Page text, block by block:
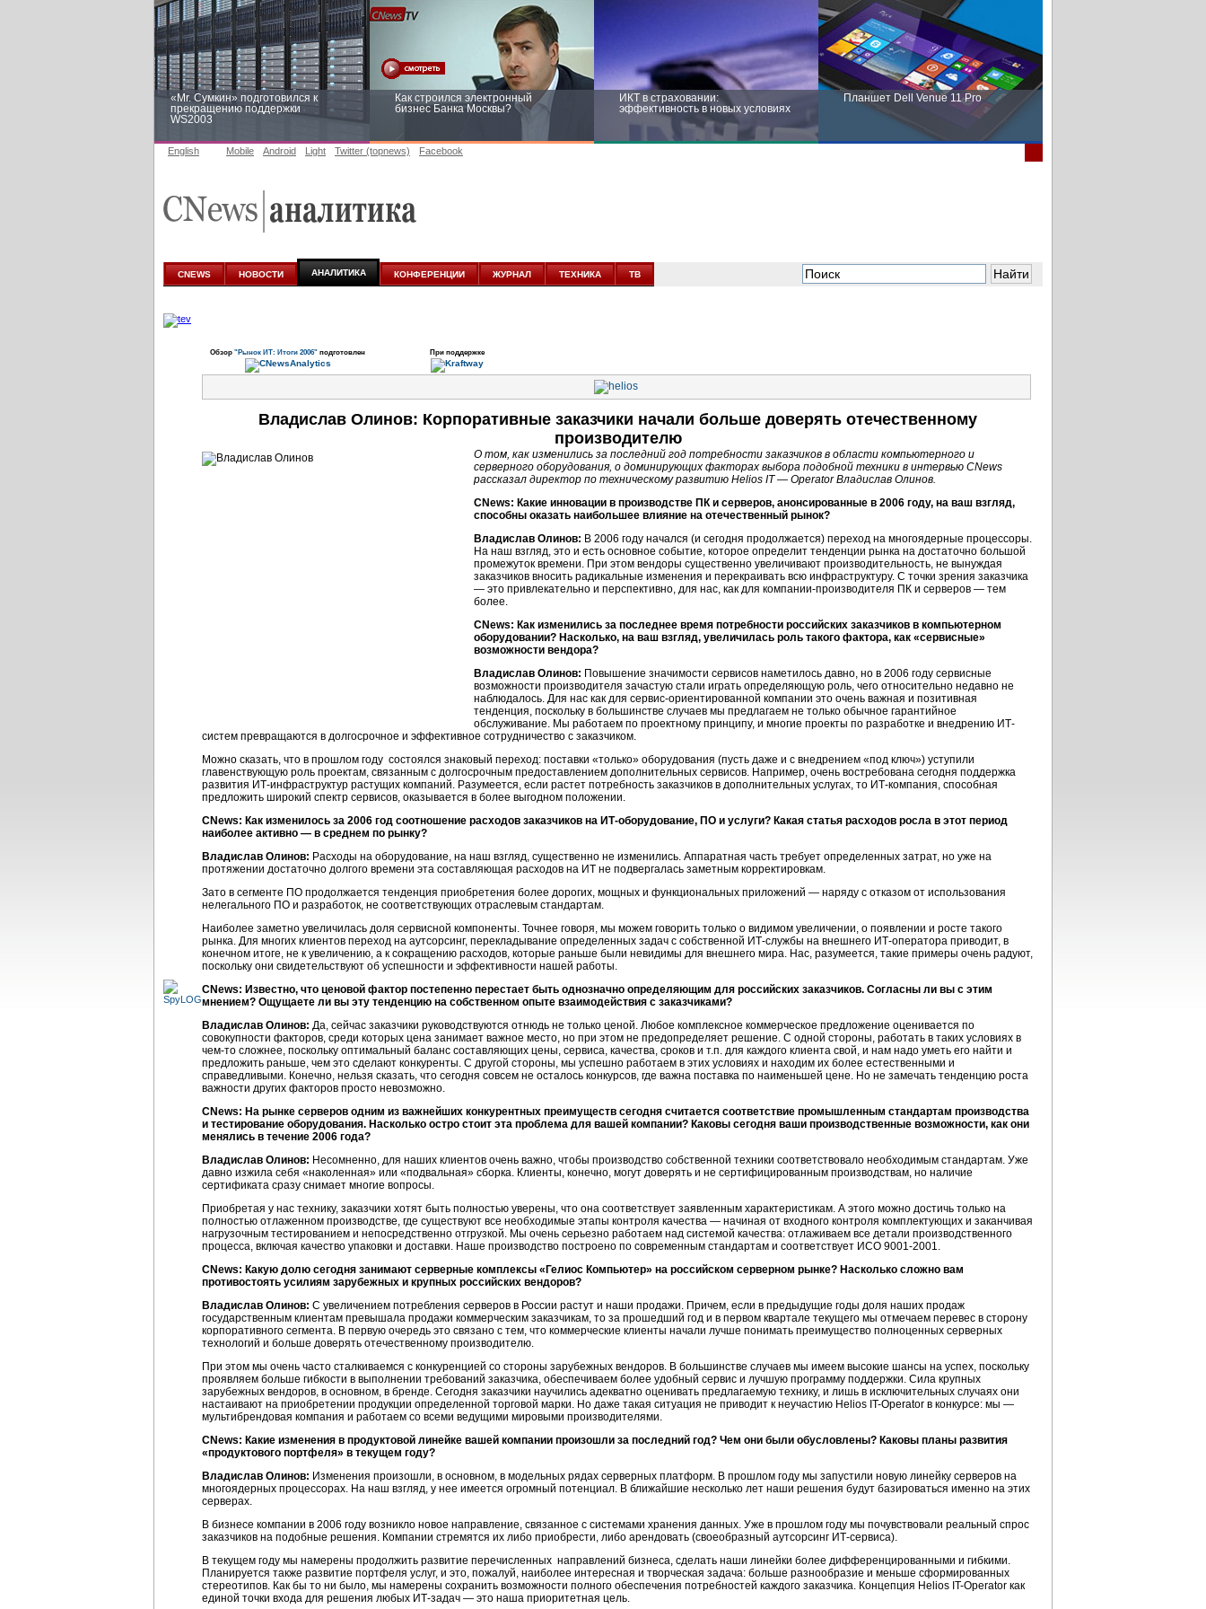
«Mr. Сумкин» подготовился к
прекращению поддержки
WS2003
Как строился электронный
бизнес Банка Москвы?
ИКТ в страховании:
эффективность в новых условиях
Планшет Dell Venue 11 Pro
аналитике
новых условиях
English Mobile Android Light Twitter (topnews) Facebook
CNEWS НОВОСТИ АНАЛИТИКА КОНФЕРЕНЦИИ ЖУРНАЛ ТЕХНИКА ТВ
Обзор "Рынок ИТ: Итоги 2006" подготовлен При поддержке
Владислав Олинов: Корпоративные заказчики начали больше доверять отечественному
производителю
О том, как изменились за последний год потребности заказчиков в области компьютерного и
серверного оборудования, о доминирующих факторах выбора подобной техники в интервью CNews
рассказал директор по техническому развитию Helios IT — Operator Владислав Олинов.
CNews: Какие инновации в производстве ПК и серверов, анонсированные в 2006 году, на ваш взгляд,
способны оказать наибольшее влияние на отечественный рынок?
Владислав Олинов: В 2006 году начался (и сегодня продолжается) переход на многоядерные процессоры.
На наш взгляд, это и есть основное событие, которое определит тенденции рынка на достаточно большой
промежуток времени. При этом вендоры существенно увеличивают производительность, не вынуждая
заказчиков вносить радикальные изменения и перекраивать всю инфраструктуру. С точки зрения заказчика
— это привлекательно и перспективно, для нас, как для компании-производителя ПК и серверов — тем
более.
CNews: Как изменились за последнее время потребности российских заказчиков в компьютерном
оборудовании? Насколько, на ваш взгляд, увеличилась роль такого фактора, как «сервисные»
возможности вендора?
Владислав Олинов: Повышение значимости сервисов наметилось давно, но в 2006 году сервисные
возможности производителя зачастую стали играть определяющую роль, чего относительно недавно не
наблюдалось. Для нас как для сервис-ориентированной компании это очень важная и позитивная
тенденция, поскольку в большинстве случаев мы предлагаем не только обычное гарантийное
обслуживание. Мы работаем по проектному принципу, и многие проекты по разработке и внедрению ИТ-
систем превращаются в долгосрочное и эффективное сотрудничество с заказчиком.
Можно сказать, что в прошлом году состоялся знаковый переход: поставки «только» оборудования (пусть даже и с внедрением «под ключ») уступили
главенствующую роль проектам, связанным с долгосрочным предоставлением дополнительных сервисов. Например, очень востребована сегодня поддержка
развития ИТ-инфраструктур растущих компаний. Разумеется, если растет потребность заказчиков в дополнительных услугах, то ИТ-компания, способная
предложить широкий спектр сервисов, оказывается в более выгодном положении.
CNews: Как изменилось за 2006 год соотношение расходов заказчиков на ИТ-оборудование, ПО и услуги? Какая статья расходов росла в этот период
наиболее активно — в среднем по рынку?
Владислав Олинов: Расходы на оборудование, на наш взгляд, существенно не изменились. Аппаратная часть требует определенных затрат, но уже на
протяжении достаточно долгого времени эта составляющая расходов на ИТ не подвергалась заметным корректировкам.
Зато в сегменте ПО продолжается тенденция приобретения более дорогих, мощных и функциональных приложений — наряду с отказом от использования
нелегального ПО и разработок, не соответствующих отраслевым стандартам.
Наиболее заметно увеличилась доля сервисной компоненты. Точнее говоря, мы можем говорить только о видимом увеличении, о появлении и росте такого
рынка. Для многих клиентов переход на аутсорсинг, перекладывание определенных задач с собственной ИТ-службы на внешнего ИТ-оператора приводит, в
конечном итоге, не к увеличению, а к сокращению расходов, которые раньше были невидимы для внешнего мира. Нас, разумеется, такие примеры очень радуют,
поскольку они свидетельствуют об успешности и эффективности нашей работы.
CNews: Известно, что ценовой фактор постепенно перестает быть однозначно определяющим для российских заказчиков. Согласны ли вы с этим
мнением? Ощущаете ли вы эту тенденцию на собственном опыте взаимодействия с заказчиками?
Владислав Олинов: Да, сейчас заказчики руководствуются отнюдь не только ценой. Любое комплексное коммерческое предложение оценивается по
совокупности факторов, среди которых цена занимает важное место, но при этом не предопределяет решение. С одной стороны, работать в таких условиях в
чем-то сложнее, поскольку оптимальный баланс составляющих цены, сервиса, качества, сроков и т.п. для каждого клиента свой, и нам надо уметь его найти и
предложить раньше, чем это сделают конкуренты. С другой стороны, мы успешно работаем в этих условиях и находим их более естественными и
справедливыми. Конечно, нельзя сказать, что сегодня совсем не осталось конкурсов, где важна поставка по наименьшей цене. Но не замечать тенденцию роста
важности других факторов просто невозможно.
CNews: На рынке серверов одним из важнейших конкурентных преимуществ сегодня считается соответствие промышленным стандартам производства
и тестирование оборудования. Насколько остро стоит эта проблема для вашей компании? Каковы сегодня ваши производственные возможности, как они
менялись в течение 2006 года?
Владислав Олинов: Несомненно, для наших клиентов очень важно, чтобы производство собственной техники соответствовало необходимым стандартам. Уже
давно изжила себя «наколенная» или «подвальная» сборка. Клиенты, конечно, могут доверять и не сертифицированным производствам, но наличие
сертификата сразу снимает многие вопросы.
Приобретая у нас технику, заказчики хотят быть полностью уверены, что она соответствует заявленным характеристикам. А этого можно достичь только на
полностью отлаженном производстве, где существуют все необходимые этапы контроля качества — начиная от входного контроля комплектующих и заканчивая
нагрузочным тестированием и непосредственно отгрузкой. Мы очень серьезно работаем над системой качества: отлаживаем все детали производственного
процесса, включая качество упаковки и доставки. Наше производство построено по современным стандартам и соответствует ИСО 9001-2001.
CNews: Какую долю сегодня занимают серверные комплексы «Гелиос Компьютер» на российском серверном рынке? Насколько сложно вам
противостоять усилиям зарубежных и крупных российских вендоров?
Владислав Олинов: C увеличением потребления серверов в России растут и наши продажи. Причем, если в предыдущие годы доля наших продаж
государственным клиентам превышала продажи коммерческим заказчикам, то за прошедший год и в первом квартале текущего мы отмечаем перевес в сторону
корпоративного сегмента. В первую очередь это связано с тем, что коммерческие клиенты начали лучше понимать преимущество полноценных серверных
технологий и больше доверять отечественному производителю.
При этом мы очень часто сталкиваемся с конкуренцией со стороны зарубежных вендоров. В большинстве случаев мы имеем высокие шансы на успех, поскольку
проявляем больше гибкости в выполнении требований заказчика, обеспечиваем более удобный сервис и лучшую программу поддержки. Сила крупных
зарубежных вендоров, в основном, в бренде. Сегодня заказчики научились адекватно оценивать предлагаемую технику, и лишь в исключительных случаях они
настаивают на приобретении продукции определенной торговой марки. Но даже такая ситуация не приводит к неучастию Helios IT-Operator в конкурсе: мы —
мультибрендовая компания и работаем со всеми ведущими мировыми производителями.
CNews: Какие изменения в продуктовой линейке вашей компании произошли за последний год? Чем они были обусловлены? Каковы планы развития
«продуктового портфеля» в текущем году?
Владислав Олинов: Изменения произошли, в основном, в модельных рядах серверных платформ. В прошлом году мы запустили новую линейку серверов на
многоядерных процессорах. На наш взгляд, у нее имеется огромный потенциал. В ближайшие несколько лет наши решения будут базироваться именно на этих
серверах.
В бизнесе компании в 2006 году возникло новое направление, связанное с системами хранения данных. Уже в прошлом году мы почувствовали реальный спрос
заказчиков на подобные решения. Компании стремятся их либо приобрести, либо арендовать (своеобразный аутсорсинг ИТ-сервиса).
В текущем году мы намерены продолжить развитие перечисленных направлений бизнеса, сделать наши линейки более дифференцированными и гибкими.
Планируется также развитие портфеля услуг, и это, пожалуй, наиболее интересная и творческая задача: больше разнообразие и меньше сформированных
стереотипов. Как бы то ни было, мы намерены сохранить возможности полного обеспечения потребностей каждого заказчика. Концепция Helios IT-Operator как
единой точки входа для решения любых ИТ-задач — это наша приоритетная цель.